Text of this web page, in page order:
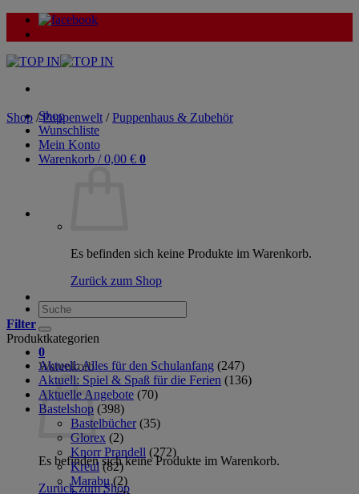
Zum
Inhalt
Shop
Wunschliste
Mein Konto
Warenkorb /0,00 € 0
Es befinden sich keine Produkte im Warenkorb.
Zurück zum Shop
Suche
nach:
0
Warenkorb
Es befinden sich keine Produkte im Warenkorb.
Zurück zum Shop
Shop / Puppenwelt / Puppenhaus & Zubehör
Filter
Produktkategorien
Aktuell: Alles für den Schulanfang (247)
Aktuell: Spiel & Spaß für die Ferien (136)
Aktuelle Angebote (70)
Bastelshop (398)
Bastelbücher (35)
Glorex (2)
Knorr Prandell (272)
Kreul (82)
Marabu (2)